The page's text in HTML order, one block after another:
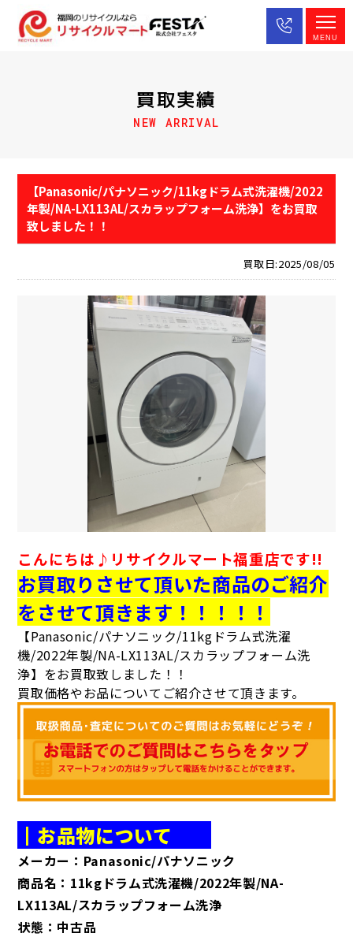
買取実績
NEW ARRIVAL
【Panasonic/パナソニック/11kgドラム式洗濯機/2022
年製/NA-LX113AL/スカラップフォーム洗浄】をお買取
致しました！！
買取日:2025/08/05
こんにちは♪ リサイクルマート福重店です!!
お買取りさせて頂いた商品のご紹介
をさせて頂きます！！！！！
【Panasonic/パナソニック/11kgドラム式洗濯
機/2022年製/NA-LX113AL/スカラップフォーム洗
浄】 をお買取致しました！！
買取価格やお品についてご紹介させて頂きます。
┃お品物について
メーカー：Panasonic/パナソニック
商品名：11kgドラム式洗濯機/2022年製/NA-
LX113AL/スカラップフォーム洗浄
状態：中古品
MENU